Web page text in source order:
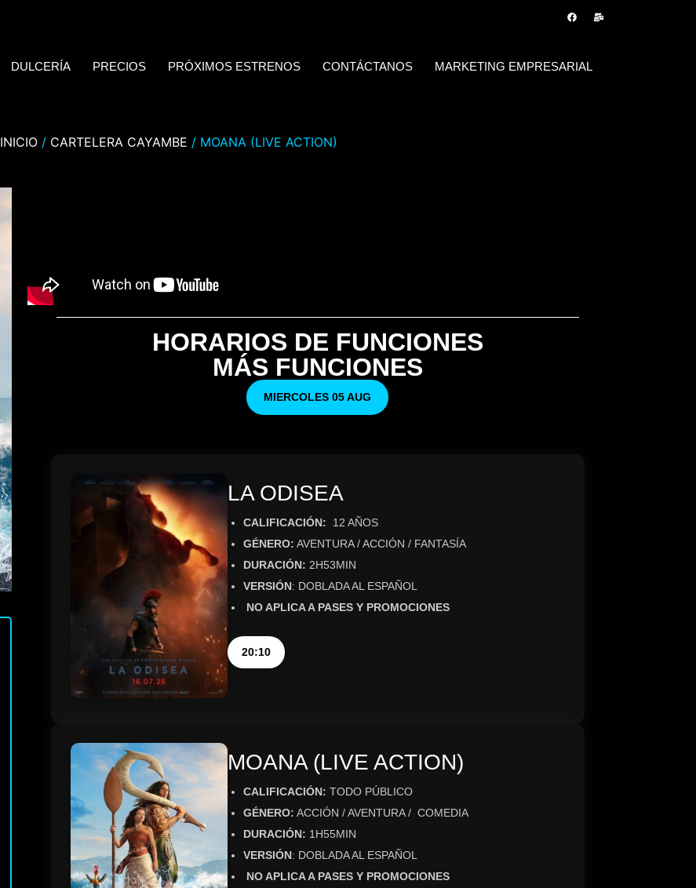
DULCERÍA PRECIOS PRÓXIMOS ESTRENOS CONTÁCTANOS MARKETING EMPRESARIAL
INICIO / CARTELERA CAYAMBE / MOANA (LIVE ACTION)
HORARIOS DE FUNCIONES
MÁS FUNCIONES
MIERCOLES 05 AUG
LA ODISEA
CALIFICACIÓN: 12 AÑOS
GÉNERO: AVENTURA / ACCIÓN / FANTASÍA
DURACIÓN: 2H53MIN
VERSIÓN: DOBLADA AL ESPAÑOL
NO APLICA A PASES Y PROMOCIONES
20:10
MOANA (LIVE ACTION)
CALIFICACIÓN: TODO PÚBLICO
GÉNERO: ACCIÓN / AVENTURA / COMEDIA
DURACIÓN: 1H55MIN
VERSIÓN: DOBLADA AL ESPAÑOL
NO APLICA A PASES Y PROMOCIONES